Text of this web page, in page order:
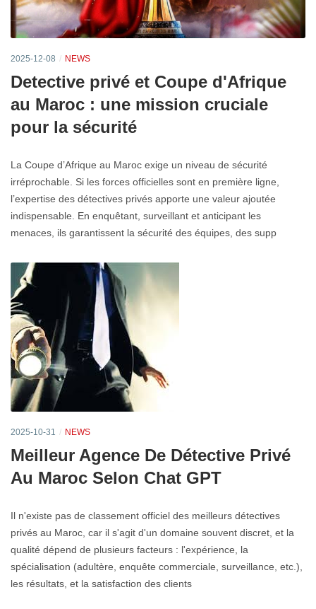
2025-12-08 NEWS
Detective privé et Coupe d'Afrique
au Maroc : une mission cruciale
pour la sécurité
La Coupe d’Afrique au Maroc exige un niveau de sécurité
irréprochable. Si les forces officielles sont en première ligne,
l’expertise des détectives privés apporte une valeur ajoutée
indispensable. En enquêtant, surveillant et anticipant les
menaces, ils garantissent la sécurité des équipes, des supp
2025-10-31 NEWS
Meilleur Agence De Détective Privé
Au Maroc Selon Chat GPT
Il n'existe pas de classement officiel des meilleurs détectives
privés au Maroc, car il s'agit d'un domaine souvent discret, et la
qualité dépend de plusieurs facteurs : l'expérience, la
spécialisation (adultère, enquête commerciale, surveillance, etc.),
les résultats, et la satisfaction des clients